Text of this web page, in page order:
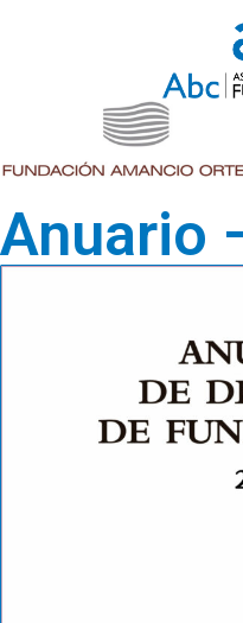
Anuario